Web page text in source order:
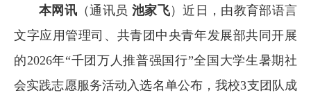
本网讯 （通讯员 池家飞）近日，由教育部语言
文字应用管理司、共青团中央青年发展部共同开展
的2026年“千团万人推普强国行”全国大学生暑期社
会实践志愿服务活动入选名单公布，我校3支团队成